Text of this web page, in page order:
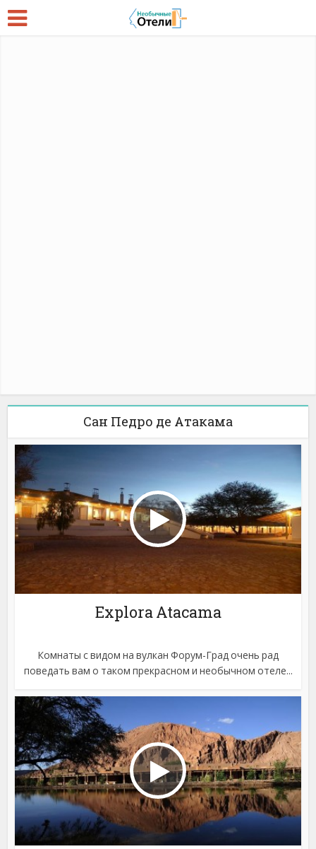
Сан Педро де Атакама
Explora Atacama
Комнаты с видом на вулкан Форум-Град очень рад
поведать вам о таком прекрасном и необычном отеле...